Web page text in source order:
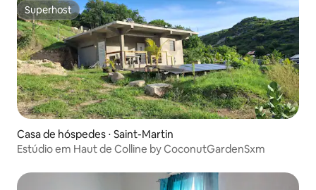
Superhost
Superhost
Casa de hóspedes ⋅ Saint-Martin
Estúdio em Haut de Colline by CoconutGardenSxm